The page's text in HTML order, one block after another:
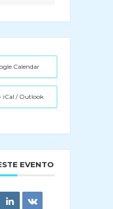
Calendar
iCal / Outlook
EVENTO